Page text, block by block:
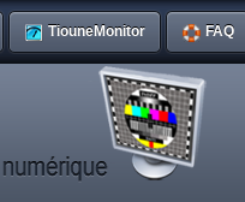
TiouneMonitor FAQ